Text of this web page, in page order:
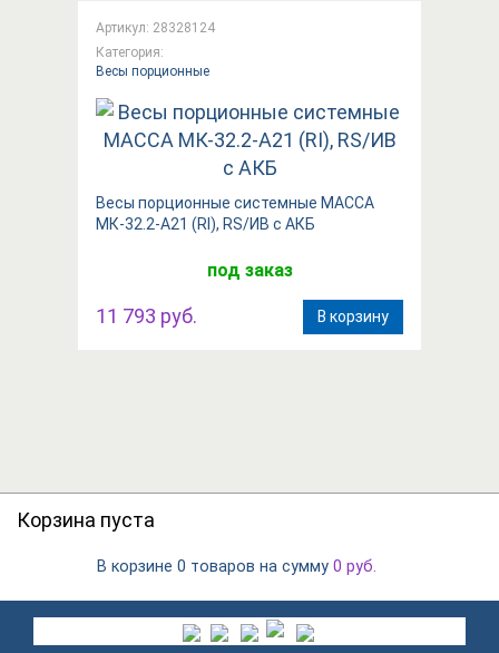
Артикул: 28328124
Категория:
Весы порционные
Весы порционные системные МАССА
МК-32.2-А21 (RI), RS/ИВ с АКБ
под заказ
11 793 руб. В корзину
Корзина пуста
В корзине 0 товаров на сумму 0 руб.